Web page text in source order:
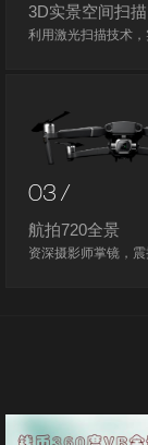
3D实景空间扫描
03 /
航拍720全景